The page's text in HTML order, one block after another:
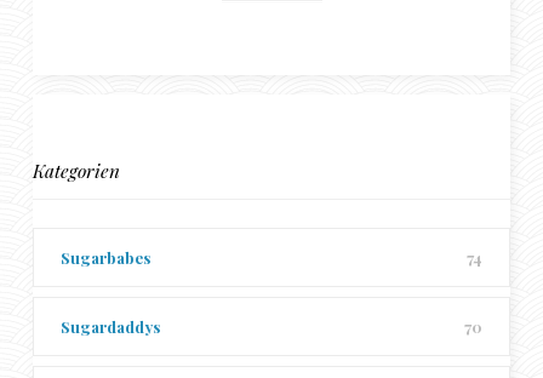
Kategorien
Sugarbabes 74
Sugardaddys 70